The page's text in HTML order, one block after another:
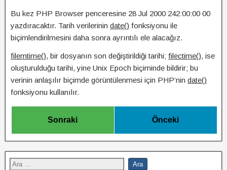
Bu kez PHP Browser penceresine 28 Jul 2000 242:00:00 00
yazdıracaktır. Tarih verilerinin date() fonksiyonu ile
biçimlendirilmesini daha sonra ayrıntılı ele alacağız.
filemtime(), bir dosyanın son değiştirildiği tarihi; filectime(), ise
oluşturulduğu tarihi, yine Unix Epoch biçiminde bildirir; bu
verinin anlaşılır biçimde görüntülenmesi için PHP’nin date()
fonksiyonu kullanılır.
Sonraki Önceki